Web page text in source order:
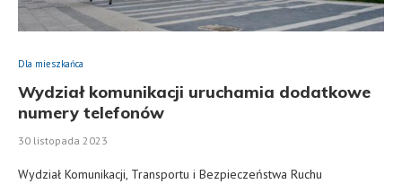
Dla mieszkańca
Wydział komunikacji uruchamia dodatkowe
numery telefonów
30 listopada 2023
Wydział Komunikacji, Transportu i Bezpieczeństwa Ruchu